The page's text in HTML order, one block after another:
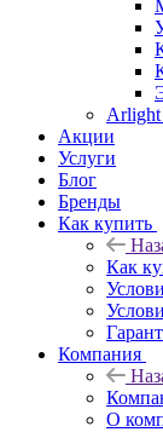
Arlight
Акции
Услуги
Блог
Бренды
Как купить
Как
Компания
О